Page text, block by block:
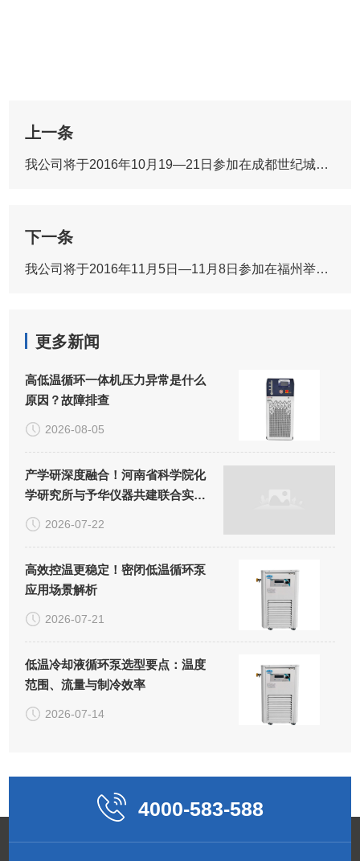
上一条
我公司将于2016年10月19—21日参加在成都世纪城新国际会展中心举办的第48届全国高教仪器设备展示会
下一条
我公司将于2016年11月5日—11月8日参加在福州举办的国际制药机械博览会
更多新闻
高低温循环一体机压力异常是什么
原因？故障排查
2026-08-05
产学研深度融合！河南省科学院化
学研究所与予华仪器共建联合实验
室正式揭牌
2026-07-22
高效控温更稳定！密闭低温循环泵
应用场景解析
2026-07-21
低温冷却液循环泵选型要点：温度
范围、流量与制冷效率
2026-07-14
4000-583-588